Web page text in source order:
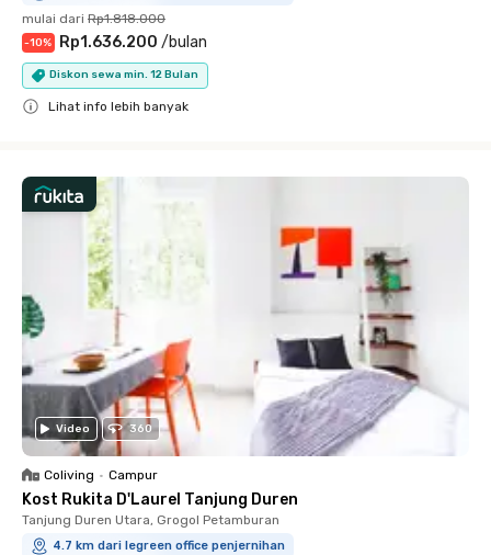
mulai dari Rp1.818.000
-10% Rp1.636.200 /bulan
Diskon sewa min. 12 Bulan
Lihat info lebih banyak
Video 360
Coliving • Campur
Kost Rukita D'Laurel Tanjung Duren
Tanjung Duren Utara, Grogol Petamburan
4.7 km dari legreen office penjernihan